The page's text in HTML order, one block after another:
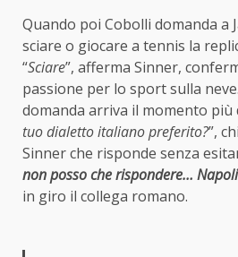
Quando poi Cobolli domanda a
sciare o giocare a tennis la
“Sciare”, afferma Sinner,
passione per lo sport sulla
domanda arriva il momento più
tuo dialetto italiano preferito?”,
Sinner che risponde senza
non posso che rispondere… Napoli
in giro il collega romano.